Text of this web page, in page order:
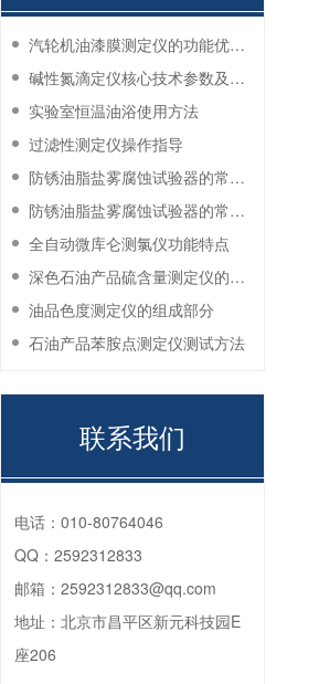
汽轮机油漆膜测定仪的功能优势有哪些？
碱性氮滴定仪核心技术参数及应用说明
实验室恒温油浴使用方法
过滤性测定仪操作指导
防锈油脂盐雾腐蚀试验器的常见故障与解决方法
防锈油脂盐雾腐蚀试验器的常见故障与解决方法
全自动微库仑测氯仪功能特点
深色石油产品硫含量测定仪的工作环境要求
油品色度测定仪的组成部分
石油产品苯胺点测定仪测试方法
联系我们
电话： 010-80764046
QQ： 2592312833
邮箱： 2592312833@qq.com
地址： 北京市昌平区新元科技园E
座206